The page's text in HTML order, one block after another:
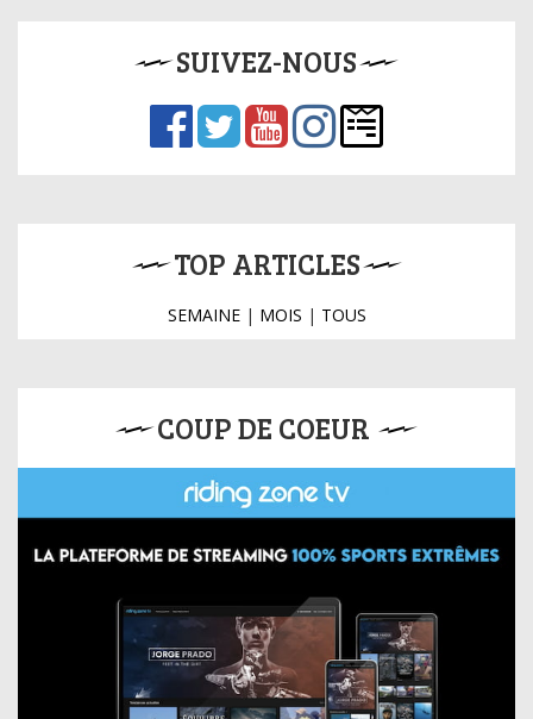
SUIVEZ-NOUS
TOP ARTICLES
SEMAINE| MOIS | TOUS
COUP DE COEUR